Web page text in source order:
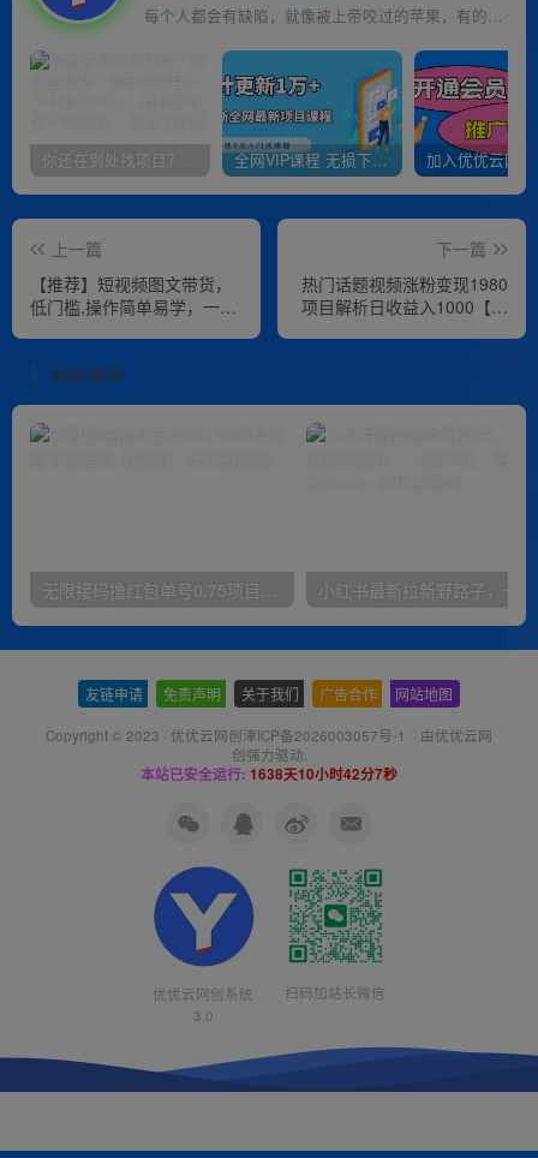
每个人都会有缺陷，就像被上帝咬过的苹果，有的人缺陷比较大，正是因为上帝特别喜欢他的芬芳
你还在到处找项目？还在当韭菜？我靠卖项目一个月收入5万+，曾经我也是个失败者。 全网VIP课程 无损下载~
上一篇
【推荐】短视频图文带货，
低门槛,操作简单易学，一部
下一篇
热门话题视频涨粉变现1980
项目解析日收益入1000【仅
相关推荐
无限接码撸红包单号0.75项目无偿分享给你【揭秘】
友链申请 免责声明 关于我们 广告合作 网站地图
Copyright © 2023 · 优优云网创津ICP备2026003057号-1 · 由优优云网
创强力驱动.
本站已安全运行: 1638天10小时42分8秒
优优云网创系统
3.0
扫码加站长微信